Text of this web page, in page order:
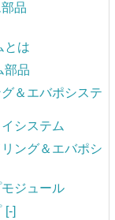
品
とは
部品
＆エバポシステ
システム
ング＆エバポシ
ジュール
[-]